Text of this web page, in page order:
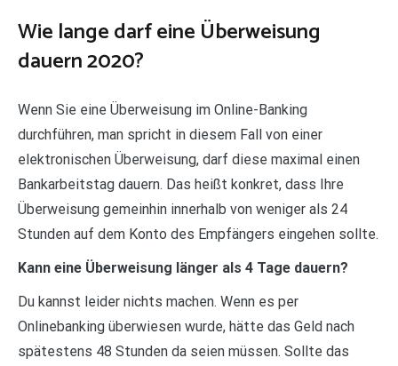
Wie lange darf eine Überweisung
dauern 2020?
Wenn Sie eine Überweisung im Online-Banking
durchführen, man spricht in diesem Fall von einer
elektronischen Überweisung, darf diese maximal einen
Bankarbeitstag dauern. Das heißt konkret, dass Ihre
Überweisung gemeinhin innerhalb von weniger als 24
Stunden auf dem Konto des Empfängers eingehen sollte.
Kann eine Überweisung länger als 4 Tage dauern?
Du kannst leider nichts machen. Wenn es per
Onlinebanking überwiesen wurde, hätte das Geld nach
spätestens 48 Stunden da seien müssen. Sollte das